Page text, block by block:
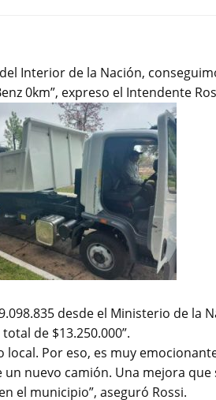
Interior de la Nación,
0km”, expreso el Intendente
desde el Ministerio de la
de $13.250.000”.
Por eso, es muy
nuevo camión. Una mejora que
el municipio”, aseguró Rossi.